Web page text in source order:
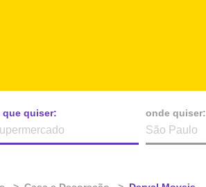
que quiser:
onde quiser: